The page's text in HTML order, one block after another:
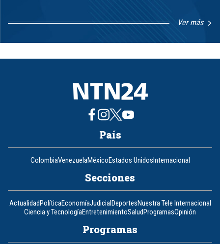
Ver más
1
8
País
ColombiaVenezuelaMéxicoEstados UnidosInternacional
Secciones
ActualidadPolíticaEconomíaJudicialDeportesNuestra Tele Internacional
Ciencia y TecnologíaEntretenimientoSaludProgramasOpinión
Programas